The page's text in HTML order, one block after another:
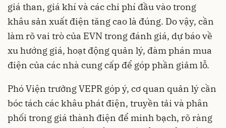
giá than, giá khí và các chi phí đầu vào trong
khâu sản xuất điện tăng cao là đúng. Do vậy, cần
làm rõ vai trò của EVN trong đánh giá, dự báo về
xu hướng giá, hoạt động quản lý, đàm phán mua
điện của các nhà cung cấp để góp phần giảm lỗ.
Phó Viện trưởng VEPR góp ý, cơ quan quản lý cần
bóc tách các khâu phát điện, truyền tải và phân
phối trong giá thành điện để minh bạch, rõ ràng